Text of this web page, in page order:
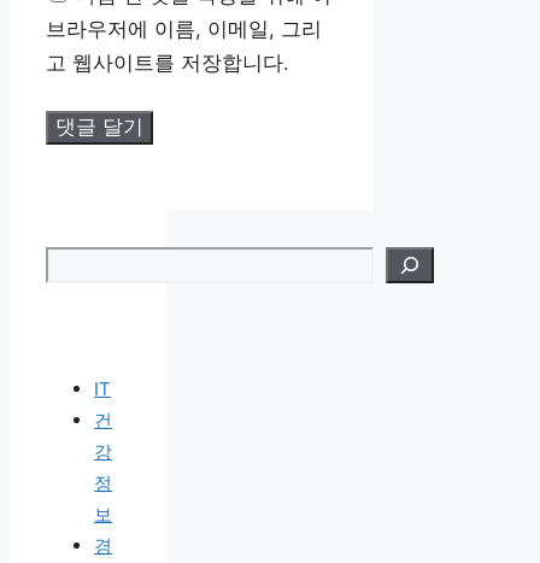
이
트
브라우저에 이름, 이메일, 그리
고 웹사이트를 저장합니다.
IT
건
강
정
보
경